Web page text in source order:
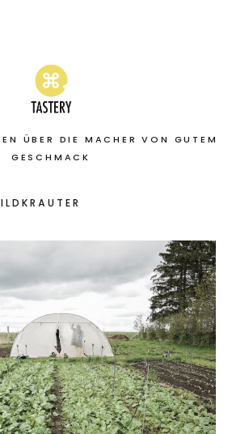
ÜBER DIE MACHER VON GUTEM
GESCHMACK
Home
Stories
On the road
Featured
About
| Leistungen
FacebookInstagram